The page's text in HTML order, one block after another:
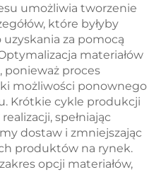
umożliwia tworzenie
które byłyby
za pomocą
materiałów
ponieważ proces
możliwości ponownego
Krótkie cykle produkcji
spełniając
dostaw i zmniejszając
produktów na rynek.
opcji materiałów,